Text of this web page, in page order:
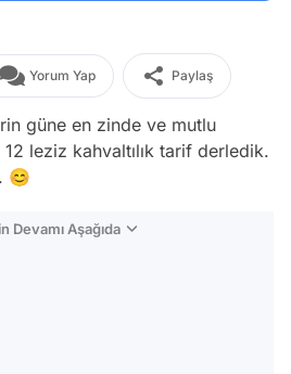
Yorum Yap Paylaş
güne en zinde ve mutlu
leziz kahvaltılık tarif derledik.
😊
Devamı Aşağıda